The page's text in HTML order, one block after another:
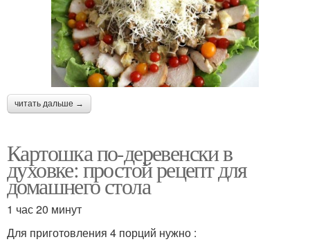
читать дальше →
Картошка по-деревенски в
духовке: простой рецепт для
домашнего стола
1 час 20 минут
Для приготовления 4 порций нужно :